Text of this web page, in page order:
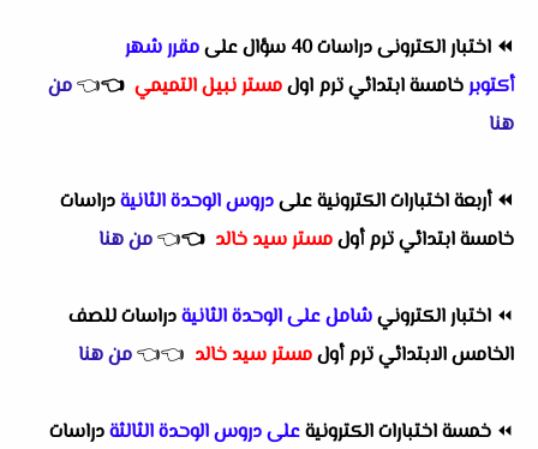
⏪ اختبار الكترونى دراسات 40 سؤال على
مقرر شهر
أكتوبرخامسة ابتدائي ترم اولمستر نبيل التميمي 👈
👈من
هنا
⏪أربعة اختبارات الكترونية علىدروس الوحدة الثانيةدراسات
خامسة ابتدائي ترم أولمستر سيد خالد 👈
👈من هنا
⏪ اختبار الكترونيشامل على الوحدة الثانيةدراسات للصف
الخامس الابتدائي ترم أولمستر سيد خالد 👈
👈من هنا
⏪ خمسة اختبارات الكترونيةعلى دروس الوحدة الثالثةدراسات